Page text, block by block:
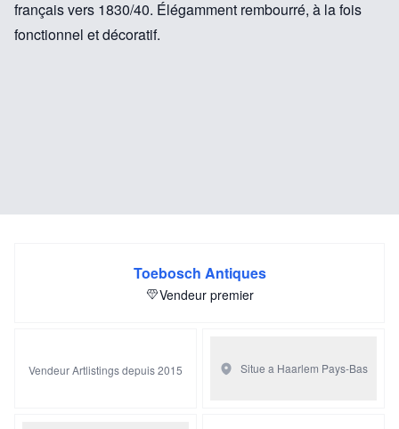
français vers 1830/40. Élégamment rembourré, à la fois
fonctionnel et décoratif.
Toebosch Antiques
Vendeur premier
Vendeur Artlistings depuis 2015 Situe a Haarlem Pays-Bas